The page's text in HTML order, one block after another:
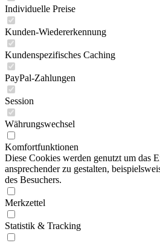
Individuelle Preise
Kunden-Wiedererkennung
Kundenspezifisches Caching
PayPal-Zahlungen
Session
Währungswechsel
Komfortfunktionen
Diese Cookies werden genutzt um das
ansprechender zu gestalten,
des Besuchers.
Merkzettel
Statistik & Tracking